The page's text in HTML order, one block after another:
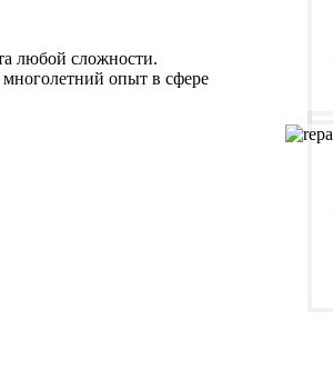
любой сложности.
опыт в сфере